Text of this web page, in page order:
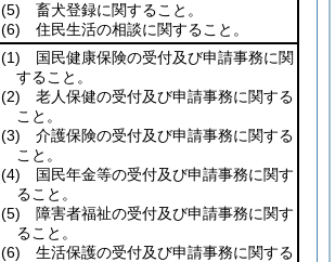
(5) 畜犬登録に関すること。
(6) 住民生活の相談に関すること。
(1) 国民健康保険の受付及び申請事務に関
すること。
(2) 老人保健の受付及び申請事務に関する
こと。
(3) 介護保険の受付及び申請事務に関する
こと。
(4) 国民年金等の受付及び申請事務に関す
ること。
(5) 障害者福祉の受付及び申請事務に関す
ること。
(6) 生活保護の受付及び申請事務に関する